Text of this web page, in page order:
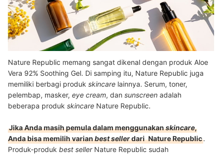
Nature Republic memang sangat dikenal dengan produk Aloe
Vera 92% Soothing Gel. Di samping itu, Nature Republic juga
memiliki berbagi produk skincare lainnya. Serum, toner,
pelembap, masker, eye cream, dan sunscreen adalah
beberapa produk skincare Nature Republic.
Jika Anda masih pemula dalam menggunakanskincare,
Anda bisa memilih varianbest sellerdari Nature Republic.
Produk-produk best seller Nature Republic sudah